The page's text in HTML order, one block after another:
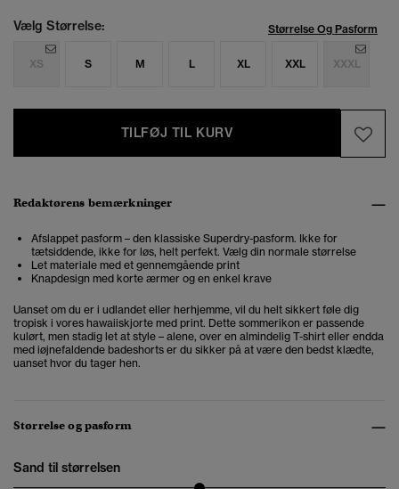
Vælg Størrelse: Størrelse Og Pasform
XS S M L XL XXL XXXL
TILFØJ TIL KURV
Redaktørens bemærkninger
Afslappet pasform – den klassiske Superdry-pasform. Ikke for
tætsiddende, ikke for løs, helt perfekt. Vælg din normale størrelse
Let materiale med et gennemgående print
Knapdesign med korte ærmer og en enkel krave
Uanset om du er i udlandet eller herhjemme, vil du helt sikkert føle dig
tropisk i vores hawaiiskjorte med print. Dette sommerikon er passende
kulørt, men stadig let at style – alene, over en almindelig T-shirt eller endda
med iøjnefaldende badeshorts er du sikker på at være den bedst klædte,
uanset hvor du tager hen.
Størrelse og pasform
Sand til størrelsen